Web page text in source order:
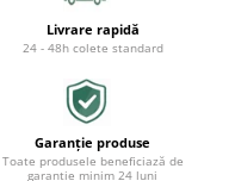
Livrare rapidă
24 - 48h colete standard
Garanție produse
Toate produsele beneficiază de
garanție minim 24 luni